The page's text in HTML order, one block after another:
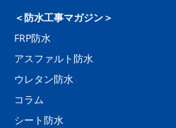
＜防水工事マガジン＞
FRP防水
アスファルト防水
ウレタン防水
コラム
シート防水